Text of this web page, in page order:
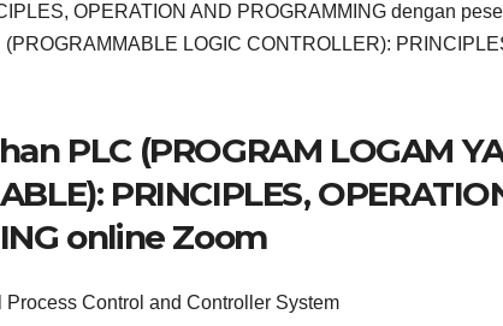
OPERATION AND PROGRAMMING dengan
LOGIC CONTROLLER):
PLC (PROGRAM LOGAM
PRINCIPLES,
online Zoom
Process Control and Controller System